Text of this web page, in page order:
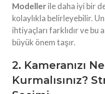
Modellerile daha iyi bir
kolaylıkla belirleyebilir.
ihtiyaçları farklıdır ve bu
büyük önem taşır.
2. Kameranızı
Kurmalısınız?